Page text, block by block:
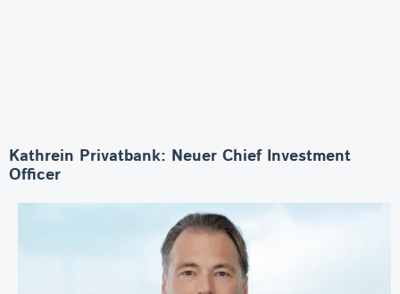
Kathrein Privatbank: Neuer Chief Investment
Officer